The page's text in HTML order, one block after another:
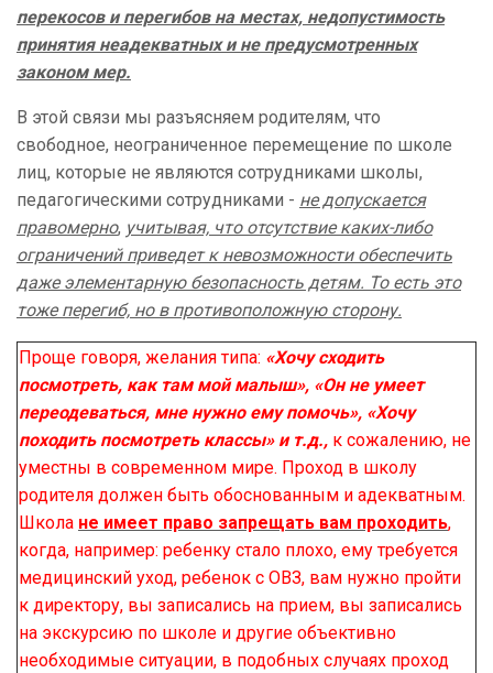
перекосов и перегибов на местах, недопустимость
принятия неадекватных и не предусмотренных
законом мер.
В этой связи мы разъясняем родителям, что
свободное, неограниченное перемещение по школе
лиц, которые не являются сотрудниками школы,
педагогическими сотрудниками - не допускается
правомерно, учитывая, что отсутствие каких-либо
ограничений приведет к невозможности обеспечить
даже элементарную безопасность детям. То есть это
тоже перегиб, но в противоположную сторону.
Проще говоря, желания типа: «Хочу сходить
посмотреть, как там мой малыш», «Он не умеет
переодеваться, мне нужно ему помочь», «Хочу
походить посмотреть классы» и т.д., к сожалению, не
уместны в современном мире. Проход в школу
родителя должен быть обоснованным и адекватным.
Школа не имеет право запрещать вам проходить,
когда, например: ребенку стало плохо, ему требуется
медицинский уход, ребенок с ОВЗ, вам нужно пройти
к директору, вы записались на прием, вы записались
на экскурсию по школе и другие объективно
необходимые ситуации, в подобных случаях проход